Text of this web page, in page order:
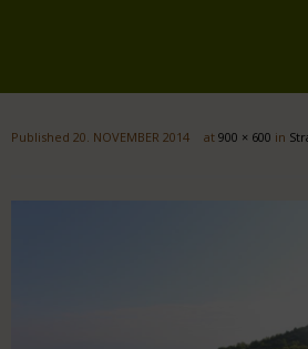
Published 20. NOVEMBER 2014 at 900 × 600 in